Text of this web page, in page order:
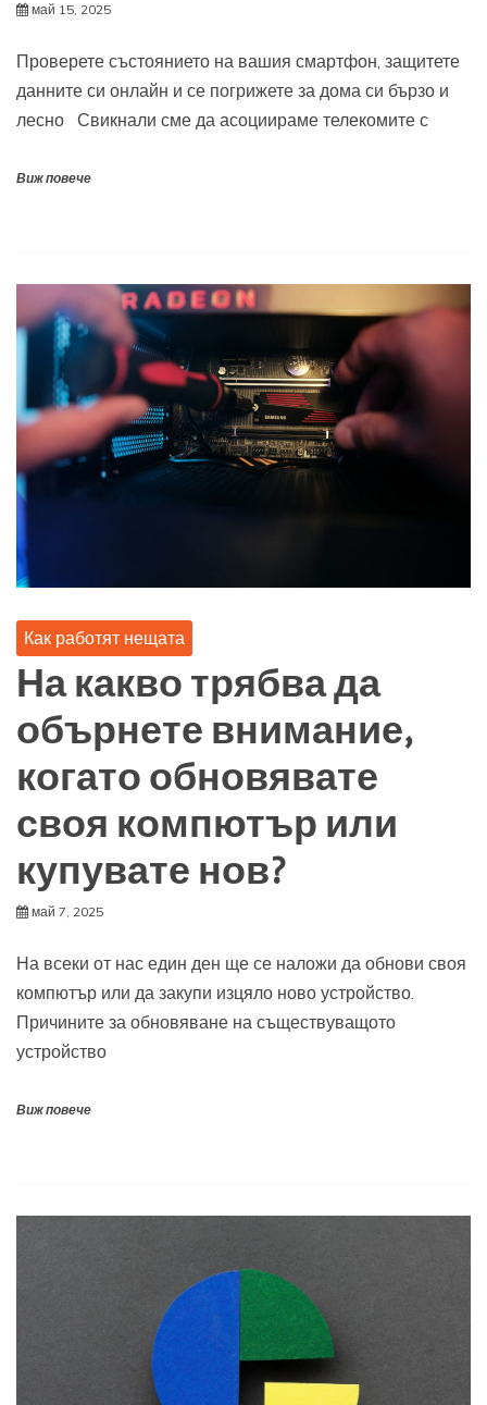
май 15, 2025
Проверете състоянието на вашия смартфон, защитете
данните си онлайн и се погрижете за дома си бързо и
лесно Свикнали сме да асоциираме телекомите с
Виж повече
Как работят нещата
На какво трябва да
обърнете внимание,
когато обновявате
своя компютър или
купувате нов?
май 7, 2025
На всеки от нас един ден ще се наложи да обнови своя
компютър или да закупи изцяло ново устройство.
Причините за обновяване на съществуващото
устройство
Виж повече